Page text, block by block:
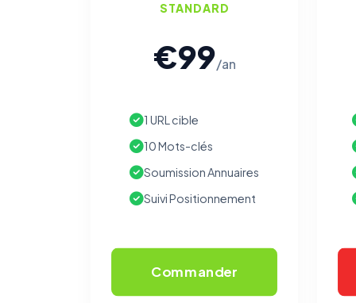
STANDARD
€99/an
1 URL cible
10 Mots-clés
Soumission Annuaires
Suivi Positionnement
Commander